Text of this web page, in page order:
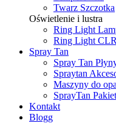
Twarz Szczotka
Oświetlenie i lustra
Ring Light
Ring Light
Spray Tan
Spray Tan
Spraytan
Maszyny do
SprayTan
Kontakt
Blogg